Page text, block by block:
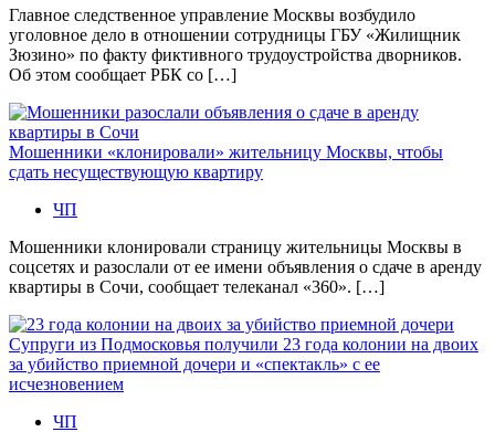
Главное следственное управление Москвы возбудило
уголовное дело в отношении сотрудницы ГБУ «Жилищник
Зюзино» по факту фиктивного трудоустройства дворников.
Об этом сообщает РБК со […]
Мошенники «клонировали» жительницу Москвы, чтобы
сдать несуществующую квартиру
ЧП
Мошенники клонировали страницу жительницы Москвы в
соцсетях и разослали от ее имени объявления о сдаче в аренду
квартиры в Сочи, сообщает телеканал «360». […]
Супруги из Подмосковья получили 23 года колонии на двоих
за убийство приемной дочери и «спектакль» с ее
исчезновением
ЧП